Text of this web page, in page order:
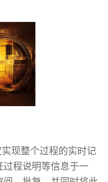
现整个过程的实时记
程说明等信息于一